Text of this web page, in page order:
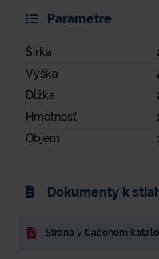
Parametre
Šírka
Výška
Dĺžka
Hmotnosť
Objem
Dokumenty k
Strana v tlačenom